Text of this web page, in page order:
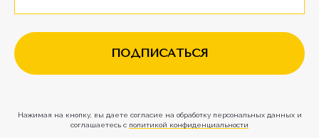
ПОДПИСАТЬСЯ
Нажимая на кнопку, вы даете согласие на обработку персональных данных и
соглашаетесь c политикой конфиденциальности